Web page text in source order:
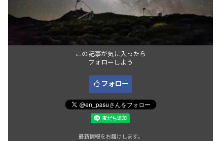
この記事が気に入ったら
フォローしよう
フォロー
最新情報をお届けします。